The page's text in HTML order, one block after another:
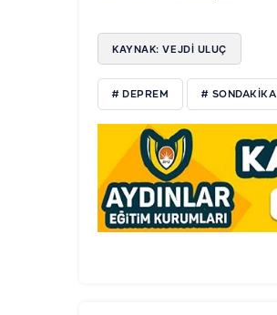
KAYNAK: VEJDI ULUÇ
# DEPREM # SONDAKIKA